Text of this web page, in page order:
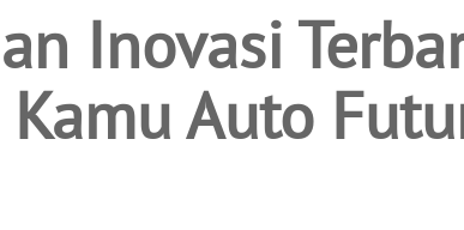
Inovasi
Auto